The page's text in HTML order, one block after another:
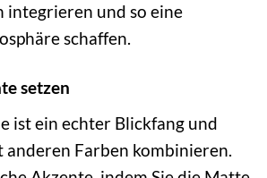
integrieren und so eine
schaffen.
setzen
ist ein echter Blickfang und
anderen Farben kombinieren.